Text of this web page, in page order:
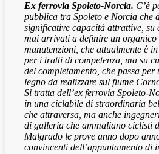
Ex ferrovia Spoleto-Norcia. C’è
pubblica tra Spoleto e Norcia che
significative capacità attrattive, su
mai arrivati a definire un organico
manutenzioni, che attualmente è
per i tratti di competenza, ma su
del completamento, che passa
legno da realizzare sul fiume
Si tratta dell’ex ferrovia Spoleto-
in una ciclabile di straordinaria
che attraversa, ma anche
di galleria che ammaliano ciclisti
Malgrado le prove anno dopo
convincenti dell’appuntamento di